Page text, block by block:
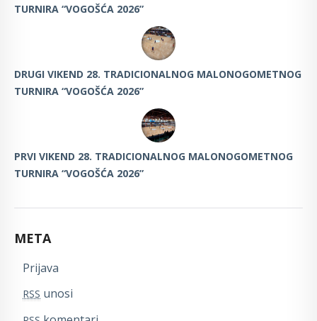
TURNIRA “VOGOŠĆA 2026”
DRUGI VIKEND 28. TRADICIONALNOG MALONOGOMETNOG
TURNIRA “VOGOŠĆA 2026”
PRVI VIKEND 28. TRADICIONALNOG MALONOGOMETNOG
TURNIRA “VOGOŠĆA 2026”
META
Prijava
RSS unosi